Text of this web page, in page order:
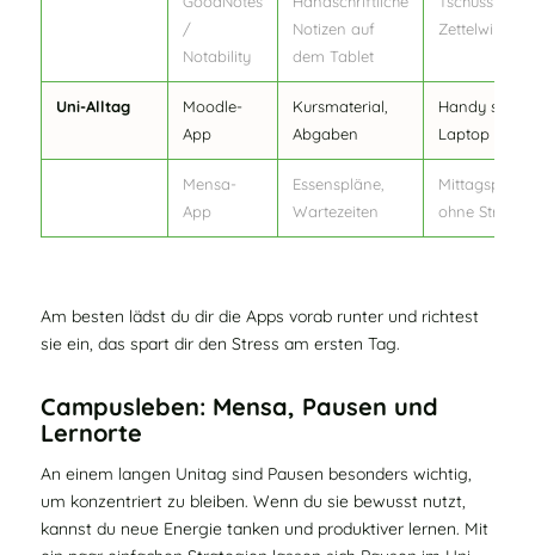
/
Notability
Notizen auf
dem Tablet
Uni-Alltag
Moodle-
App
Kursmaterial,
Abgaben
Handy statt
Laptop
Mensa-
App
Essenspläne,
Wartezeiten
Mittagspause
ohne Stress
Am besten lädst du dir die Apps vorab runter und richtest
sie ein, das spart dir den Stress am ersten Tag.
Campusleben: Mensa, Pausen und
Lernorte
An einem langen Unitag sind Pausen besonders wichtig,
um konzentriert zu bleiben. Wenn du sie bewusst nutzt,
kannst du neue Energie tanken und produktiver lernen. Mit